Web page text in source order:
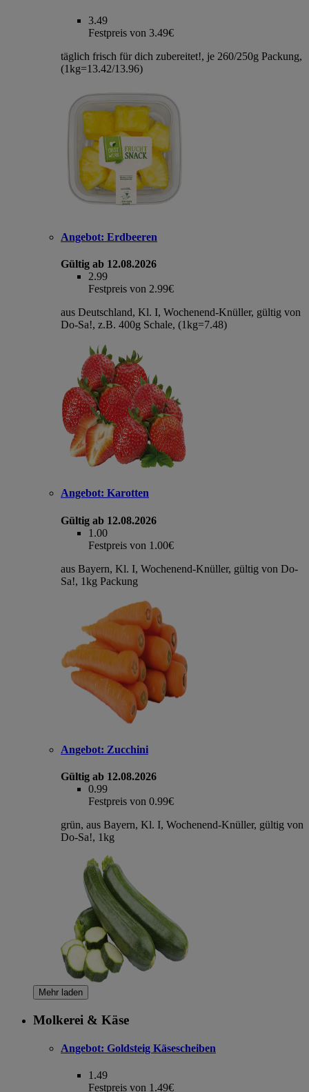
3.49
Festpreis von 3.49€
täglich frisch für dich zubereitet!, je 260/250g Packung,
(1kg=13.42/13.96)
Angebot: Erdbeeren
Gültig ab 12.08.2026
2.99
Festpreis von 2.99€
aus Deutschland, Kl. I, Wochenend-Knüller, gültig von
Do-Sa!, z.B. 400g Schale, (1kg=7.48)
Angebot: Karotten
Gültig ab 12.08.2026
1.00
Festpreis von 1.00€
aus Bayern, Kl. I, Wochenend-Knüller, gültig von Do-
Sa!, 1kg Packung
Angebot: Zucchini
Gültig ab 12.08.2026
0.99
Festpreis von 0.99€
grün, aus Bayern, Kl. I, Wochenend-Knüller, gültig von
Do-Sa!, 1kg
Mehr laden
Molkerei & Käse
Angebot: Goldsteig Käsescheiben
1.49
Festpreis von 1.49€